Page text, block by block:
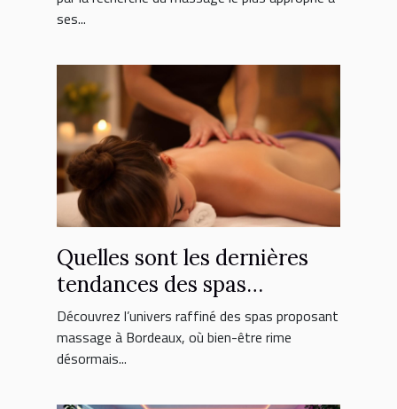
ses...
Quelles sont les dernières
tendances des spas
proposant massage à
Bordeaux ?
Découvrez l’univers raffiné des spas proposant
massage à Bordeaux, où bien-être rime
désormais...